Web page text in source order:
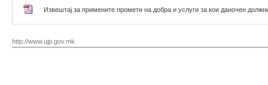
Извештај за примените промети на добра и услуги за кои даночен
http://www.ujp.gov.mk